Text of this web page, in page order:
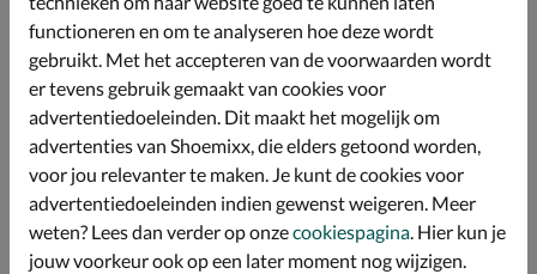
De chunky sneaker is een grote trend dit seizoen, met
dit model zit je dus sowieso goed!
Specificaties
Over Fila
Bekijk meer
functioneren en om te analyseren hoe deze wordt
gebruikt. Met het accepteren van de voorwaarden wordt
er tevens gebruik gemaakt van cookies voor
advertentiedoeleinden. Dit maakt het mogelijk om
advertenties van Shoemixx, die elders getoond worden,
voor jou relevanter te maken. Je kunt de cookies voor
advertentiedoeleinden indien gewenst weigeren. Meer
weten? Lees dan verder op onzecookiespagina . Hier kun je
jouw voorkeur ook op een later moment nog wijzigen.